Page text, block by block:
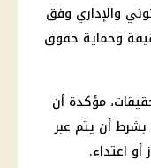
والإداري وفق
وحماية حقوق
مؤكدة أن
أن يتم عبر
اعتداء.